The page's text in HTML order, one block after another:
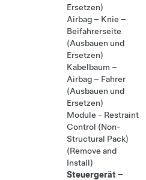
Ersetzen)
Airbag – Knie –
Beifahrerseite
(Ausbauen und
Ersetzen)
Kabelbaum –
Airbag – Fahrer
(Ausbauen und
Ersetzen)
Module - Restraint
Control (Non-
Structural Pack)
(Remove and
Install)
Steuergerät –